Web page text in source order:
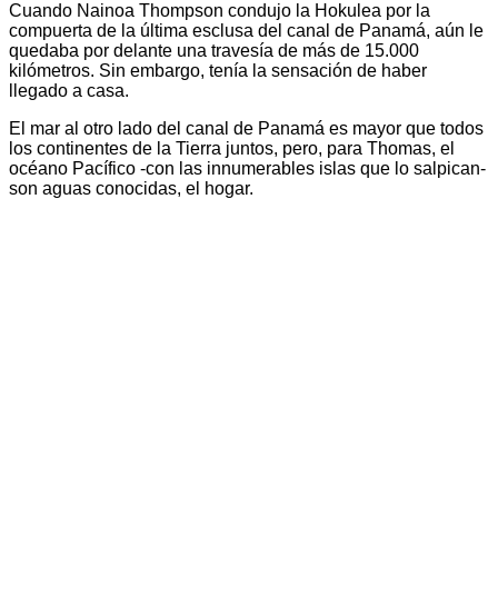
Cuando Nainoa Thompson condujo la Hokulea por la
compuerta de la última esclusa del canal de Panamá, aún le
quedaba por delante una travesía de más de 15.000
kilómetros. Sin embargo, tenía la sensación de haber
llegado a casa.
El mar al otro lado del canal de Panamá es mayor que todos
los continentes de la Tierra juntos, pero, para Thomas, el
océano Pacífico -con las innumerables islas que lo salpican-
son aguas conocidas, el hogar.